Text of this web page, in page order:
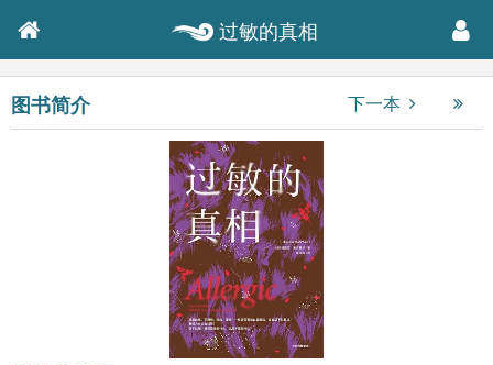
过敏的真相
图书简介 下一本